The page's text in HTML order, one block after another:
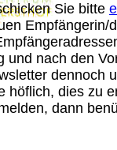
Sie bitte
Empfängerin/
und nach den
dennoch
höflich, dies zu
dann